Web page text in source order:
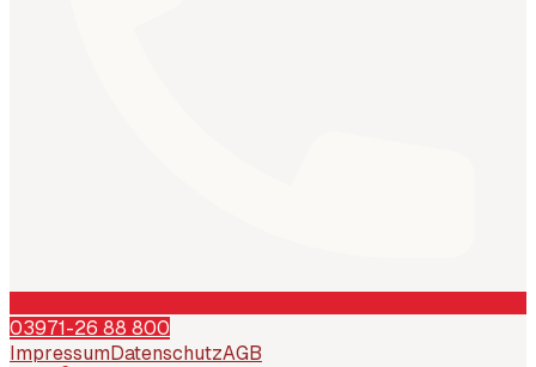
03971-26 88 800
Impressum DatenschutzAGB